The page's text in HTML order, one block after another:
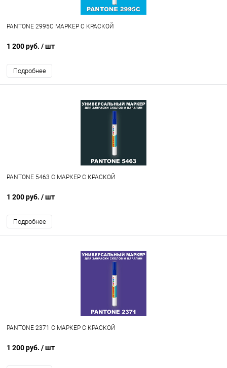
PANTONE 2995C МАРКЕР С КРАСКОЙ
1 200 руб. / шт
Подробнее
PANTONE 5463 C МАРКЕР С КРАСКОЙ
1 200 руб. / шт
Подробнее
PANTONE 2371 C МАРКЕР С КРАСКОЙ
1 200 руб. / шт